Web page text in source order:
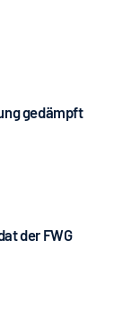
gedämpft
der FWG